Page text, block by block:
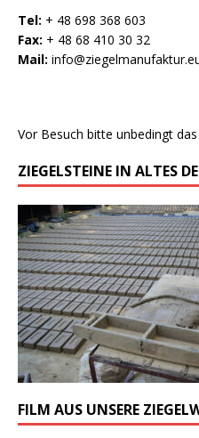
Tel: + 48 698 368 603
Fax: + 48 68 410 30 32
Mail:
Vor Besuch bitte unbedingt
ZIEGELSTEINE IN ALTES
FILM AUS UNSERE